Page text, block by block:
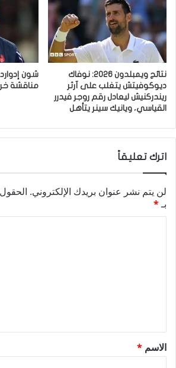
نتائج ويمبلدون 2026: نوفاك
ديوكوفيتش يتغلب على آرثر
ريندركنيش ليعادل رقم روجر فيدرر
القياسي، ويانيك سينر يتأهل
شون
مناقشة
اترك تعليقاً
لن يتم نشر عنوان بريدك الإلكتروني.
بـ*
ق
*
الاسم *